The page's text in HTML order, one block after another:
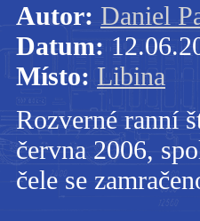
Autor: Daniel
Datum:
Místo: Libina
Rozverné ranní
června 2006,
čele se